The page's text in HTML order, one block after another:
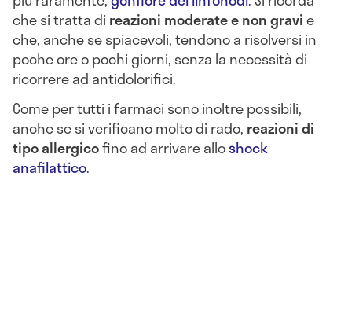
che si tratta di reazioni moderate e non gravie
che, anche se spiacevoli, tendono a risolversi in
poche ore o pochi giorni, senza la necessità di
ricorrere ad antidolorifici.
Come per tutti i farmaci sono inoltre possibili,
anche se si verificano molto di rado, reazioni di
tipo allergicofino ad arrivare alloshock
anafilattico.